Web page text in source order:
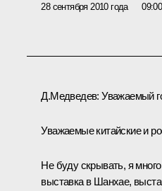
28 сентября 2010 года 09:00
Д.Медведев: Уважаемый
Уважаемые китайские и
Не буду скрывать, я
выставка в Шанхае,